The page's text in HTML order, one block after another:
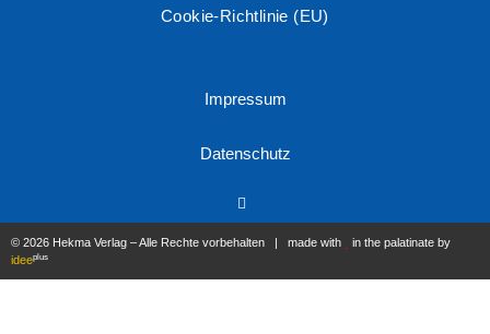
Cookie-Richtlinie (EU)
Impressum
Datenschutz
© 2026 Hekma Verlag – Alle Rechte vorbehalten | made with
in the palatinate by
ideeplus